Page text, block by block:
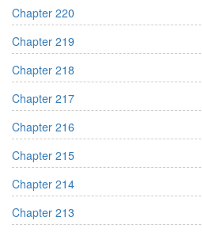
Chapter 220
Chapter 219
Chapter 218
Chapter 217
Chapter 216
Chapter 215
Chapter 214
Chapter 213